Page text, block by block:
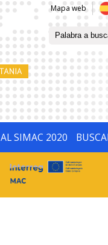
Mapa web
SIMAC 2020